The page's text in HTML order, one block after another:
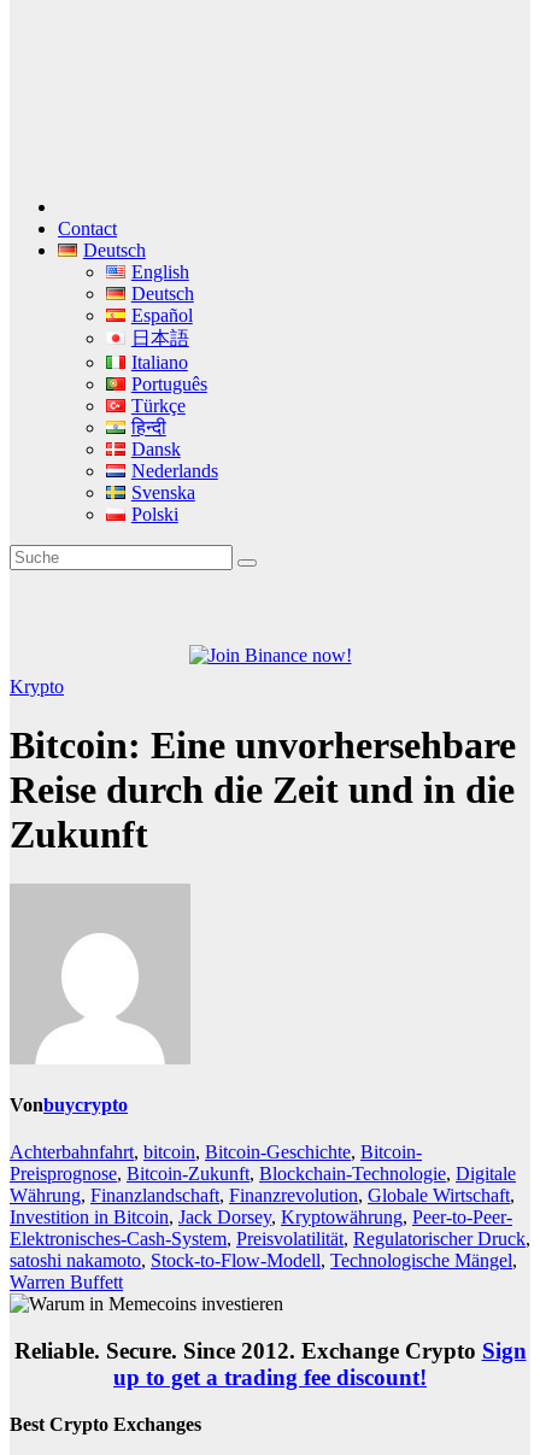
Contact
Deutsch
English
Deutsch
Español
日本語
Italiano
Português
Türkçe
हिन्दी
Dansk
Nederlands
Svenska
Polski
Krypto
Bitcoin: Eine unvorhersehbare
Reise durch die Zeit und in die
Zukunft
Vonbuycrypto
Achterbahnfahrt, bitcoin, Bitcoin-Geschichte, Bitcoin-
Preisprognose, Bitcoin-Zukunft, Blockchain-Technologie, Digitale
Währung, Finanzlandschaft, Finanzrevolution, Globale Wirtschaft,
Investition in Bitcoin, Jack Dorsey, Kryptowährung, Peer-to-Peer-
Elektronisches-Cash-System, Preisvolatilität, Regulatorischer Druck,
satoshi nakamoto, Stock-to-Flow-Modell, Technologische Mängel,
Warren Buffett
Reliable. Secure. Since 2012. Exchange Crypto Sign
up to get a trading fee discount!
Best Crypto Exchanges